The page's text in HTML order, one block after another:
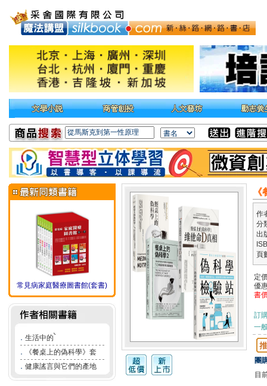
常見病家庭醫療圖書館(套書)
． 生活中的ࠖ
．
《餐桌上的偽科學》套
． 健康謠言與它們的產地
作
分
出
頁
定
優
書
訂
一
團
目